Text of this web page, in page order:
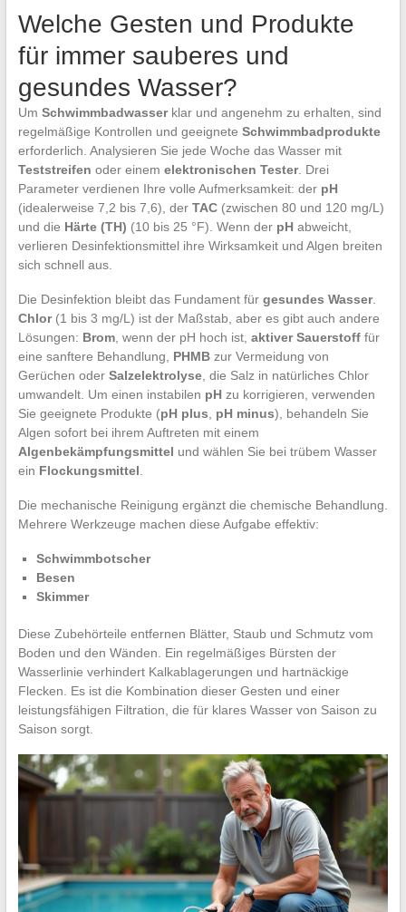
Welche Gesten und Produkte
für immer sauberes und
gesundes Wasser?
Um Schwimmbadwasserklar und angenehm zu erhalten, sind
regelmäßige Kontrollen und geeignete Schwimmbadprodukte
erforderlich. Analysieren Sie jede Woche das Wasser mit
Teststreifen oder einem elektronischen Tester. Drei
Parameter verdienen Ihre volle Aufmerksamkeit: der pH
(idealerweise 7,2 bis 7,6), der TAC(zwischen 80 und 120 mg/L)
und die Härte (TH) (10 bis 25 °F). Wenn der pHabweicht,
verlieren Desinfektionsmittel ihre Wirksamkeit und Algen breiten
sich schnell aus.
Die Desinfektion bleibt das Fundament für gesundes Wasser.
Chlor(1 bis 3 mg/L) ist der Maßstab, aber es gibt auch andere
Lösungen: Brom, wenn der pH hoch ist, aktiver Sauerstofffür
eine sanftere Behandlung, PHMBzur Vermeidung von
Gerüchen oder Salzelektrolyse, die Salz in natürliches Chlor
umwandelt. Um einen instabilen pHzu korrigieren, verwenden
Sie geeignete Produkte (pH plus pH minus), behandeln Sie
Algen sofort bei ihrem Auftreten mit einem
Algenbekämpfungsmittel und wählen Sie bei trübem Wasser
ein Flockungsmittel
Die mechanische Reinigung ergänzt die chemische Behandlung.
Mehrere Werkzeuge machen diese Aufgabe effektiv:
Schwimmbotscher
Besen
Skimmer
Diese Zubehörteile entfernen Blätter, Staub und Schmutz vom
Boden und den Wänden. Ein regelmäßiges Bürsten der
Wasserlinie verhindert Kalkablagerungen und hartnäckige
Flecken. Es ist die Kombination dieser Gesten und einer
leistungsfähigen Filtration, die für klares Wasser von Saison zu
Saison sorgt.